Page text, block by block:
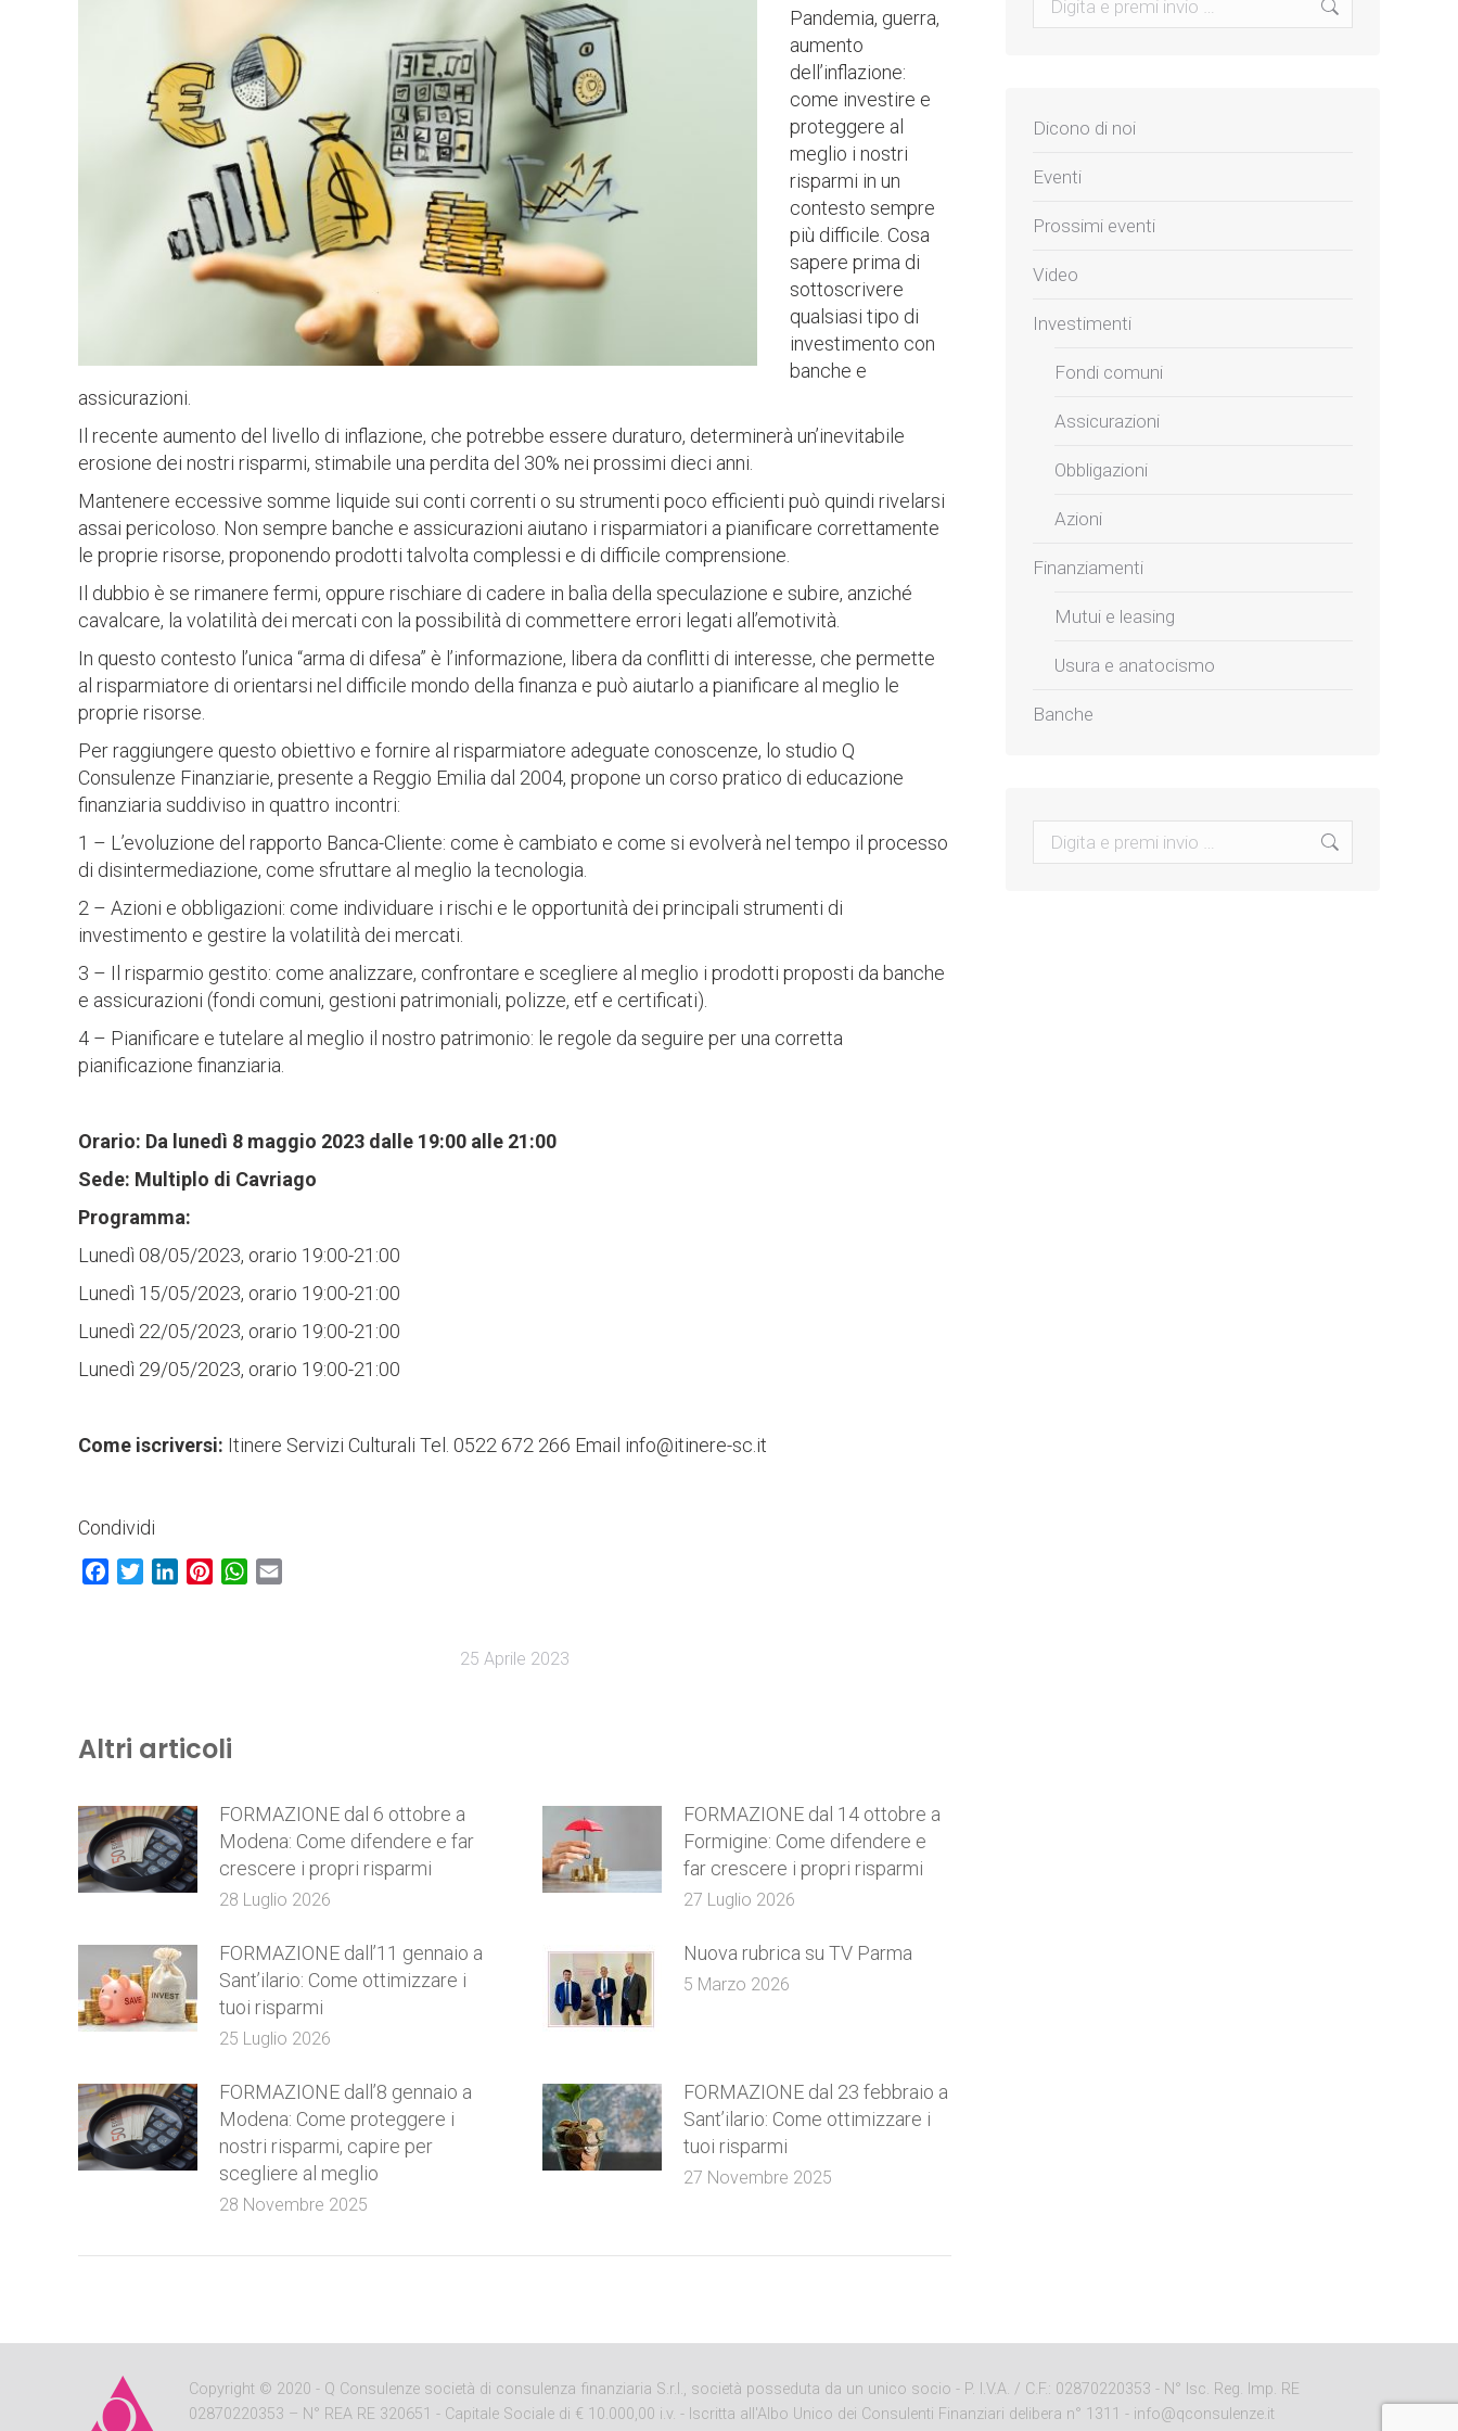
Pandemia, guerra,
aumento
dell’inflazione:
come investire e
proteggere al
meglio i nostri
risparmi in un
contesto sempre
più difficile. Cosa
sapere prima di
sottoscrivere
qualsiasi tipo di
investimento con
banche e
assicurazioni.
Il recente aumento del livello di inflazione, che potrebbe essere duraturo, determinerà un’inevitabile
erosione dei nostri risparmi, stimabile una perdita del 30% nei prossimi dieci anni.
Mantenere eccessive somme liquide sui conti correnti o su strumenti poco efficienti può quindi rivelarsi
assai pericoloso. Non sempre banche e assicurazioni aiutano i risparmiatori a pianificare correttamente
le proprie risorse, proponendo prodotti talvolta complessi e di difficile comprensione.
Il dubbio è se rimanere fermi, oppure rischiare di cadere in balìa della speculazione e subire, anziché
cavalcare, la volatilità dei mercati con la possibilità di commettere errori legati all’emotività.
In questo contesto l’unica “arma di difesa” è l’informazione, libera da conflitti di interesse, che permette
al risparmiatore di orientarsi nel difficile mondo della finanza e può aiutarlo a pianificare al meglio le
proprie risorse.
Per raggiungere questo obiettivo e fornire al risparmiatore adeguate conoscenze, lo studio Q
Consulenze Finanziarie, presente a Reggio Emilia dal 2004, propone un corso pratico di educazione
finanziaria suddiviso in quattro incontri:
1 – L’evoluzione del rapporto Banca-Cliente: come è cambiato e come si evolverà nel tempo il processo
di disintermediazione, come sfruttare al meglio la tecnologia.
2 – Azioni e obbligazioni: come individuare i rischi e le opportunità dei principali strumenti di
investimento e gestire la volatilità dei mercati.
3 – Il risparmio gestito: come analizzare, confrontare e scegliere al meglio i prodotti proposti da banche
e assicurazioni (fondi comuni, gestioni patrimoniali, polizze, etf e certificati).
4 – Pianificare e tutelare al meglio il nostro patrimonio: le regole da seguire per una corretta
pianificazione finanziaria.
Orario: Da lunedì 8 maggio 2023 dalle 19:00 alle 21:00
Sede: Multiplo di Cavriago
Programma:
Lunedì 08/05/2023, orario 19:00-21:00
Lunedì 15/05/2023, orario 19:00-21:00
Lunedì 22/05/2023, orario 19:00-21:00
Lunedì 29/05/2023, orario 19:00-21:00
Come iscriversi: Itinere Servizi Culturali Tel. 0522 672 266 Email info@itinere-sc.it
Condividi
Facebook
TwitterLinkedInPinterestWhatsApp
25 Aprile 2023
Altri articoli
FORMAZIONE dal 6 ottobre a
Modena: Come difendere e far
crescere i propri risparmi
28 Luglio 2026
FORMAZIONE dal 14 ottobre a
Formigine: Come difendere e
far crescere i propri risparmi
27 Luglio 2026
FORMAZIONE dall’11 gennaio a
Sant’ilario: Come ottimizzare i
tuoi risparmi
25 Luglio 2026
Nuova rubrica su TV Parma
5 Marzo 2026
FORMAZIONE dall’8 gennaio a
Modena: Come proteggere i
nostri risparmi, capire per
scegliere al meglio
28 Novembre 2025
FORMAZIONE dal 23 febbraio a
Sant’ilario: Come ottimizzare i
tuoi risparmi
27 Novembre 2025
Dicono di noi
Eventi
Prossimi eventi
Video
Investimenti
Fondi comuni
Assicurazioni
Obbligazioni
Azioni
Finanziamenti
Mutui e leasing
Usura e anatocismo
Banche
Search:
Copyright © 2020 - Q Consulenze società di consulenza finanziaria S.r.l., società posseduta da un unico socio - P. I.V.A. / C.F.: 02870220353 - N° Isc. Reg. Imp. RE
02870220353 – N° REA RE 320651 - Capitale Sociale di € 10.000,00 i.v. - Iscritta all'Albo Unico dei Consulenti Finanziari delibera n° 1311 - info@qconsulenze.it